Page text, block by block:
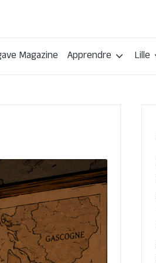
Magazine Apprendre Lille